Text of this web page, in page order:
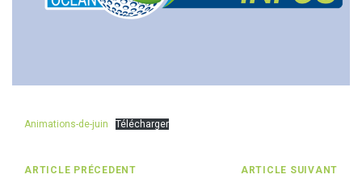
Animations-de-juin Télécharger
ARTICLE PRÉCEDENT ARTICLE SUIVANT